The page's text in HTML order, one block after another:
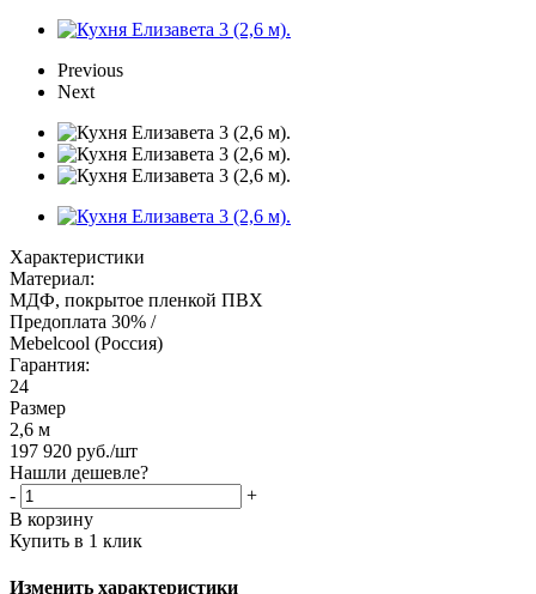
Previous
Next
Характеристики
Материал:
МДФ, покрытое пленкой ПВХ
Предоплата 30% /
Mebelcool (Россия)
Гарантия:
24
Размер
2,6 м
197 920 руб./шт
Нашли дешевле?
-
+
В корзину
Купить в 1 клик
Изменить характеристики